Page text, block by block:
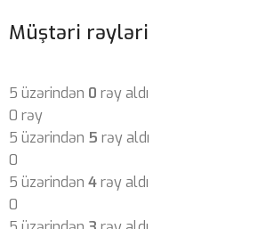
Müştəri rəyləri
5 üzərindən 0 rəy aldı
0 rəy
5 üzərindən 5 rəy aldı
0
5 üzərindən 4rəy aldı
0